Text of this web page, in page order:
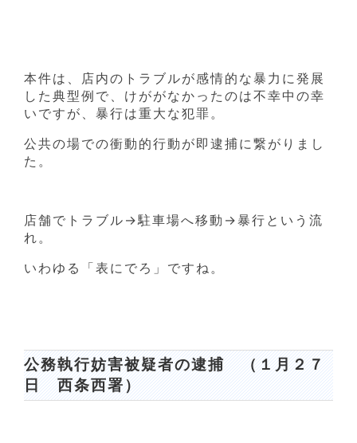
本件は、店内のトラブルが感情的な暴力に発展
した典型例で、けががなかったのは不幸中の幸
いですが、暴行は重大な犯罪。
公共の場での衝動的行動が即逮捕に繋がりまし
た。
店舗でトラブル→駐車場へ移動→暴行という流
れ。
いわゆる「表にでろ」ですね。
公務執行妨害被疑者の逮捕 （１月２７
日 西条西署）